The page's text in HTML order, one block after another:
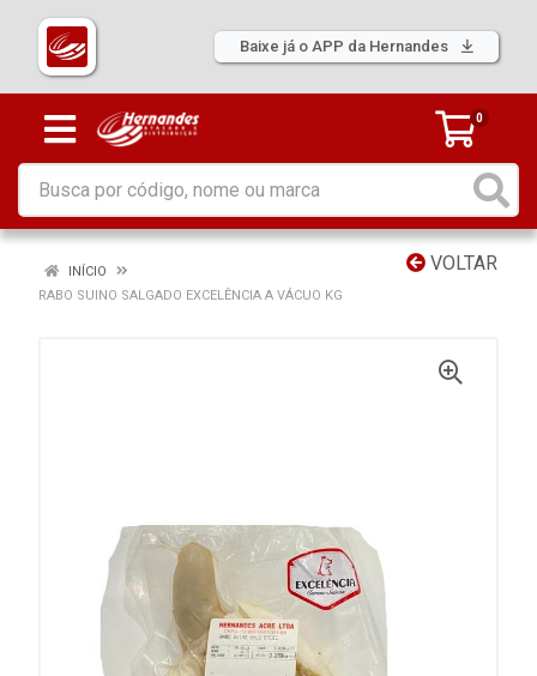
Baixe já o APP da Hernandes
0
VOLTAR
INÍCIO
RABO SUINO SALGADO EXCELÊNCIA A VÁCUO KG